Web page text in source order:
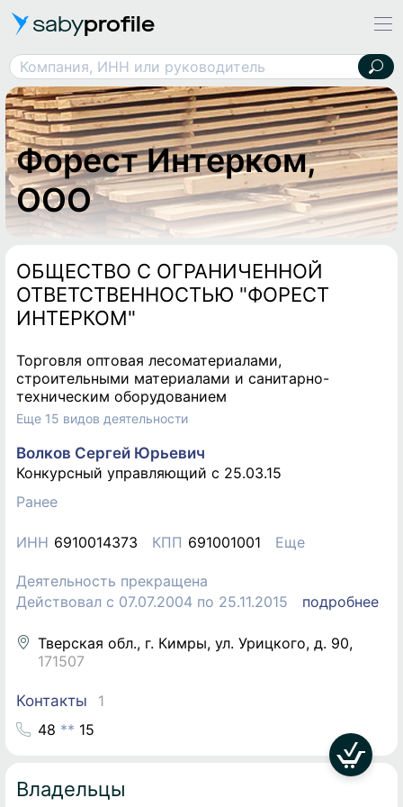
sabyprofile
Компания, ИНН или руководитель
Форест Интерком, ООО
Форест Интерком,
ООО
ОБЩЕСТВО С ОГРАНИЧЕННОЙ
ОТВЕТСТВЕННОСТЬЮ "ФОРЕСТ
ИНТЕРКОМ"
Торговля оптовая лесоматериалами,
строительными материалами и санитарно-
техническим оборудованием
Еще 15 видов деятельности
Волков Сергей Юрьевич
Конкурсный управляющий c 25.03.15
Ранее
ИНН 6910014373 КПП 691001001 Еще
Деятельность прекращена
Действовал с 07.07.2004 по 25.11.2015
подробнее
Тверская обл., г. Кимры, ул. Урицкого, д. 90,
171507
Контакты
1
48 ** 15
Владельцы